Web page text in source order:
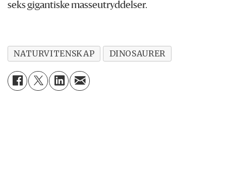
seks gigantiske masseutryddelser.
NATURVITENSKAP DINOSAURER